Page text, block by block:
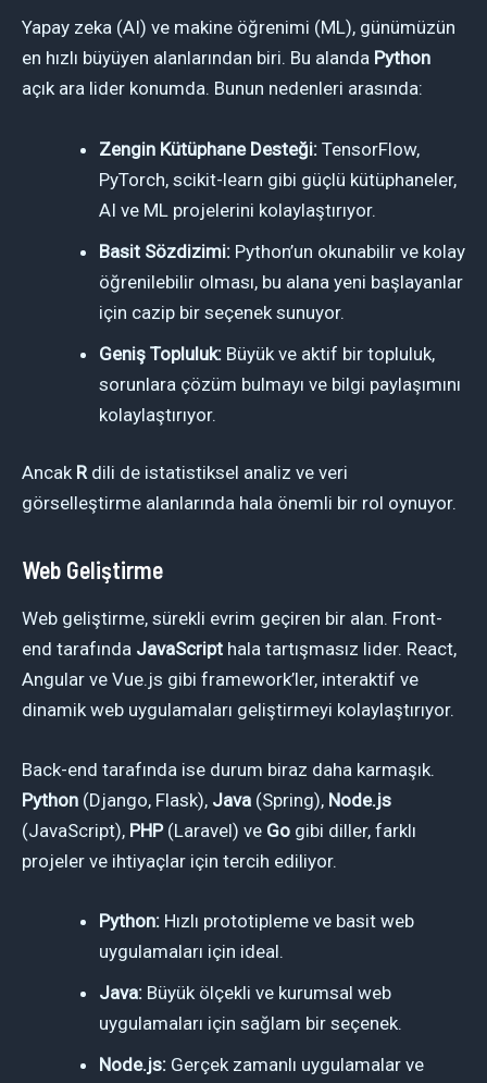
Yapay zeka (AI) ve makine öğrenimi (ML), günümüzün
en hızlı büyüyen alanlarından biri. Bu alanda Python
açık ara lider konumda. Bunun nedenleri arasında:
Zengin Kütüphane Desteği: TensorFlow,
PyTorch, scikit-learn gibi güçlü kütüphaneler,
AI ve ML projelerini kolaylaştırıyor.
Basit Sözdizimi: Python’un okunabilir ve kolay
öğrenilebilir olması, bu alana yeni başlayanlar
için cazip bir seçenek sunuyor.
Geniş Topluluk: Büyük ve aktif bir topluluk,
sorunlara çözüm bulmayı ve bilgi paylaşımını
kolaylaştırıyor.
Ancak Rdili de istatistiksel analiz ve veri
görselleştirme alanlarında hala önemli bir rol oynuyor.
Web Geliştirme
Web geliştirme, sürekli evrim geçiren bir alan. Front-
end tarafında JavaScript hala tartışmasız lider. React,
Angular ve Vue.js gibi framework’ler, interaktif ve
dinamik web uygulamaları geliştirmeyi kolaylaştırıyor.
Back-end tarafında ise durum biraz daha karmaşık.
Python (Django, Flask), Java (Spring), Node.js
(JavaScript), PHP(Laravel) ve Go gibi diller, farklı
projeler ve ihtiyaçlar için tercih ediliyor.
Python: Hızlı prototipleme ve basit web
uygulamaları için ideal.
Java: Büyük ölçekli ve kurumsal web
uygulamaları için sağlam bir seçenek.
Node.js: Gerçek zamanlı uygulamalar ve